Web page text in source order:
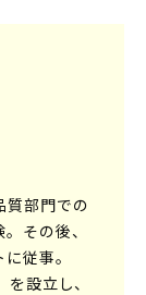
質部門での
その後、
従事。
設立し、